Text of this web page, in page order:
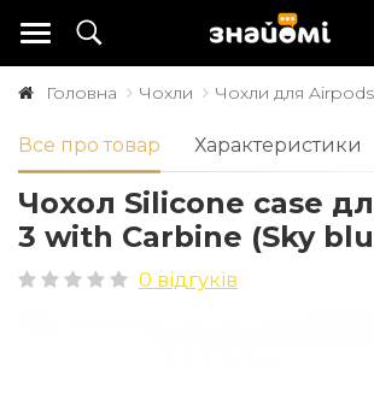
Головна Чохли Чохли для Airpods
Все про товар Характеристики
Чохол Silicone case
3 with Carbine (Sky
0 відгуків